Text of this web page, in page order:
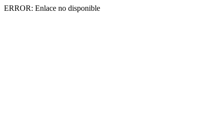
ERROR: Enlace no disponible